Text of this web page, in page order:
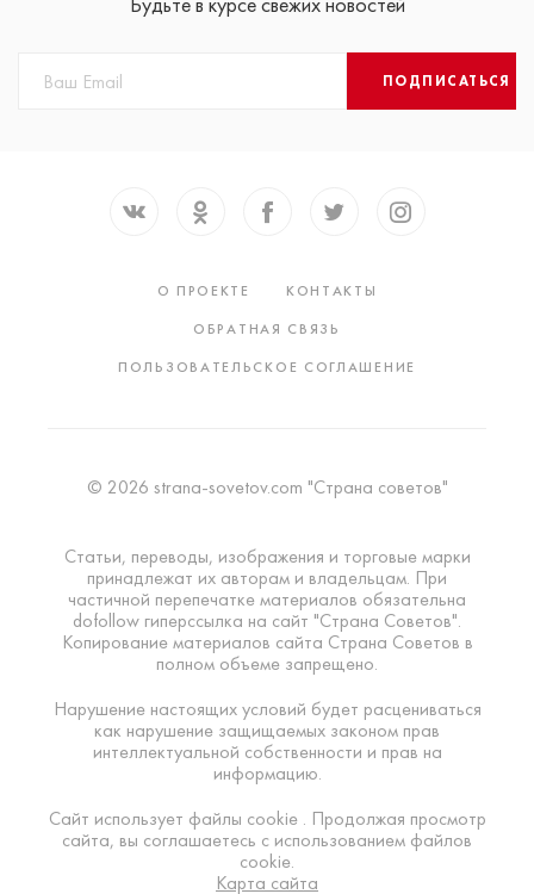
ПОДПИСАТЬСЯ
О ПРОЕКТЕ
КОНТАКТЫ
ОБРАТНАЯ СВЯЗЬ
ПОЛЬЗОВАТЕЛЬСКОЕ СОГЛАШЕНИЕ
© 2026 strana-sovetov.com "Страна советов"
Статьи, переводы, изображения и торговые марки
принадлежат их авторам и владельцам. При
частичной перепечатке материалов обязательна
dofollow гиперссылка на сайт "Страна Советов".
Копирование материалов сайта Страна Советов в
полном объеме запрещено.
Нарушение настоящих условий будет расцениваться
как нарушение защищаемых законом прав
интеллектуальной собственности и прав на
информацию.
Сайт использует файлы cookie . Продолжая просмотр
сайта, вы соглашаетесь с использованием файлов
cookie.
Карта сайта